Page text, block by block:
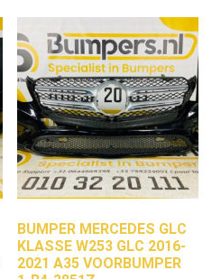
BUMPER MERCEDES GLC
KLASSE W253 GLC 2016-
2021 A35 VOORBUMPER